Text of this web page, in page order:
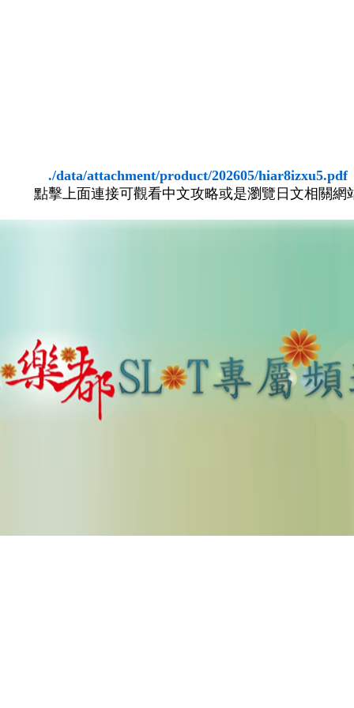
./data/attachment/product/202605/hiar8izxu5.pdf
點擊上面連接可觀看中文攻略或是瀏覽日文相關網